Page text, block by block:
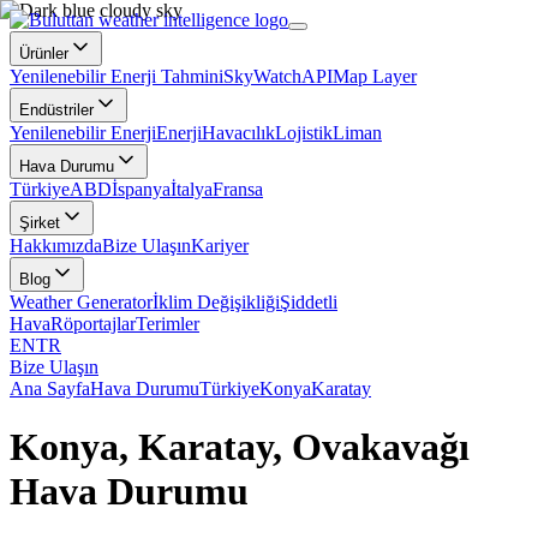
Ürünler
Yenilenebilir Enerji TahminiSkyWatchAPIMap Layer
Endüstriler
Yenilenebilir EnerjiEnerjiHavacılıkLojistikLiman
Hava Durumu
TürkiyeABDİspanyaİtalyaFransa
Şirket
HakkımızdaBize UlaşınKariyer
Blog
Weather Generatorİklim DeğişikliğiŞiddetli
HavaRöportajlarTerimler
ENTR
Bize Ulaşın
Ana SayfaHava DurumuTürkiyeKonyaKaratay
Konya, Karatay, Ovakavağı
Hava Durumu